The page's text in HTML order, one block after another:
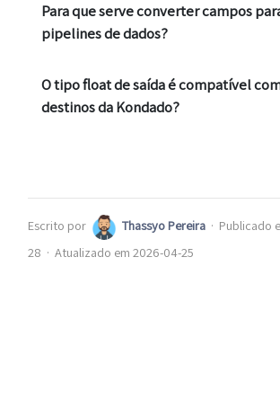
Para que serve converter campos
pipelines de dados?
O tipo float de saída é compatível
destinos da Kondado?
Escrito por Thassyo Pereira · Publicado
28 · Atualizado em 2026-04-25